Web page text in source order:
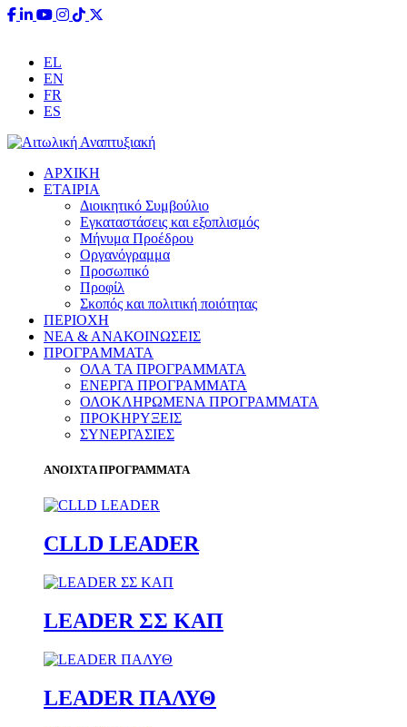
EL
EN
FR
ES
ΑΡΧΙΚΗ
ΕΤΑΙΡΙΑ
Διοικητικό Συμβούλιο
Εγκαταστάσεις και εξοπλισμός
Μήνυμα Προέδρου
Οργανόγραμμα
Προσωπικό
Προφίλ
Σκοπός και πολιτική ποιότητας
ΠΕΡΙΟΧΗ
ΝΕΑ & ΑΝΑΚΟΙΝΩΣΕΙΣ
ΠΡΟΓΡΑΜΜΑΤΑ
ΟΛΑ ΤΑ ΠΡΟΓΡΑΜΜΑΤΑ
ΕΝΕΡΓΑ ΠΡΟΓΡΑΜΜΑΤΑ
ΟΛΟΚΛΗΡΩΜΕΝΑ ΠΡΟΓΡΑΜΜΑΤΑ
ΠΡΟΚΗΡΥΞΕΙΣ
ΣΥΝΕΡΓΑΣΙΕΣ
ΑΝΟΙΧΤΑ ΠΡΟΓΡΑΜΜΑΤΑ
CLLD LEADER
LEADER ΣΣ ΚΑΠ
LEADER ΠΑΛΥΘ